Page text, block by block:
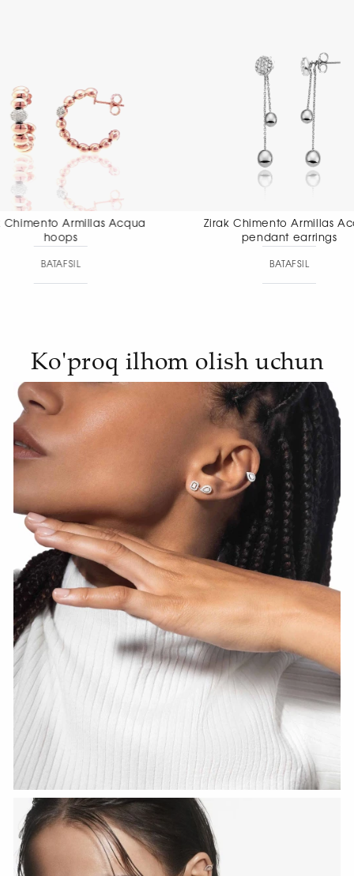
Zirak Chimento Armillas Acqua
Zirak
Ko'proq ilhom olish uchun
HOZIR KO‘RISH